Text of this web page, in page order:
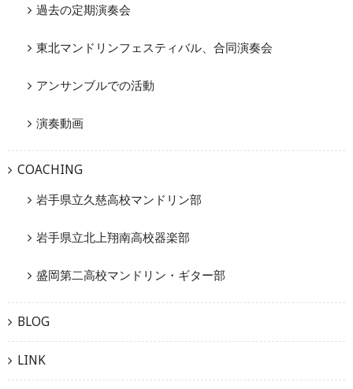
過去の定期演奏会
東北マンドリンフェスティバル、合同演奏会
アンサンブルでの活動
演奏動画
COACHING
岩手県立久慈高校マンドリン部
岩手県立北上翔南高校器楽部
盛岡第二高校マンドリン・ギター部
BLOG
LINK